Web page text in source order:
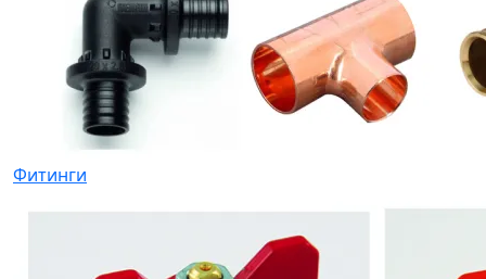
Фитинги